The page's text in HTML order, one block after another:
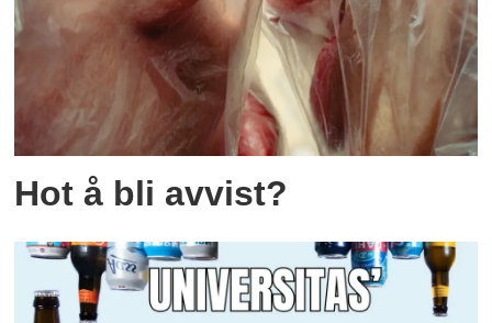
Hot å bli avvist?